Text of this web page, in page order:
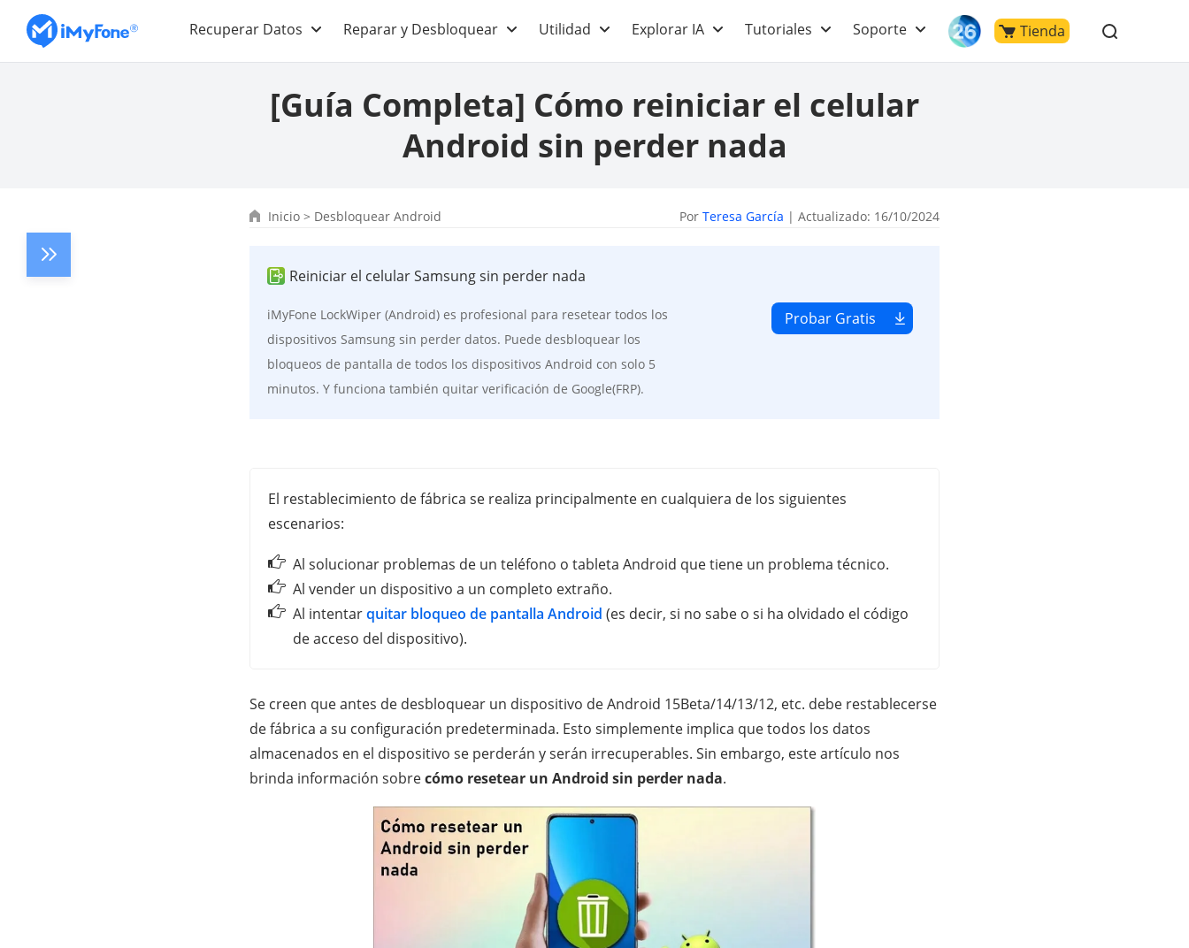
Recuperar Datos Reparar y Desbloquear Utilidad Explorar IA Tutoriales Soporte Tienda
[Guía Completa] Cómo reiniciar el celular
Android sin perder nada
Inicio > Desbloquear Android Por Teresa García | Actualizado: 16/10/2024
Reiniciar el celular Samsung sin perder nada
iMyFone LockWiper (Android) es profesional para resetear todos los
dispositivos Samsung sin perder datos. Puede desbloquear los
bloqueos de pantalla de todos los dispositivos Android con solo 5
minutos. Y funciona también quitar verificación de Google(FRP).
Probar Gratis
El restablecimiento de fábrica se realiza principalmente en cualquiera de los siguientes
escenarios:
Al solucionar problemas de un teléfono o tableta Android que tiene un problema técnico.
Al vender un dispositivo a un completo extraño.
Al intentarquitar bloqueo de pantalla Android (es decir, si no sabe o si ha olvidado el código
de acceso del dispositivo).
Se creen que antes de desbloquear un dispositivo de Android 15Beta/14/13/12, etc. debe restablecerse
de fábrica a su configuración predeterminada. Esto simplemente implica que todos los datos
almacenados en el dispositivo se perderán y serán irrecuperables. Sin embargo, este artículo nos
brinda información sobrecómo resetear un Android sin perder nada.